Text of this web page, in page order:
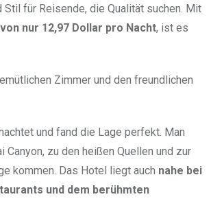
für Reisende, die Qualität suchen. Mit
nur 12,97 Dollar pro Nacht, ist es
Zimmer und den freundlichen
und fand die Lage perfekt. Man
Canyon, zu den heißen Quellen und zur
kommen. Das Hotel liegt auch nahe bei
und dem berühmten